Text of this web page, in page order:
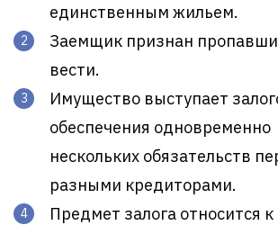
единственным жильем.
Заемщик признан
вести.
Имущество выступает
обеспечения одновременно
нескольких обязательств
разными кредиторами.
Предмет залога относится к